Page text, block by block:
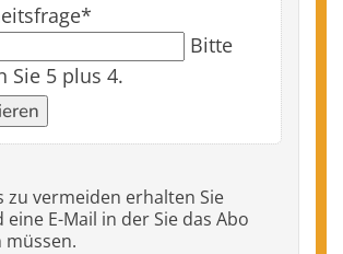
*
Bitte
Sie 5 plus 4.
zu vermeiden erhalten Sie
E-Mail in der Sie das Abo
müssen.